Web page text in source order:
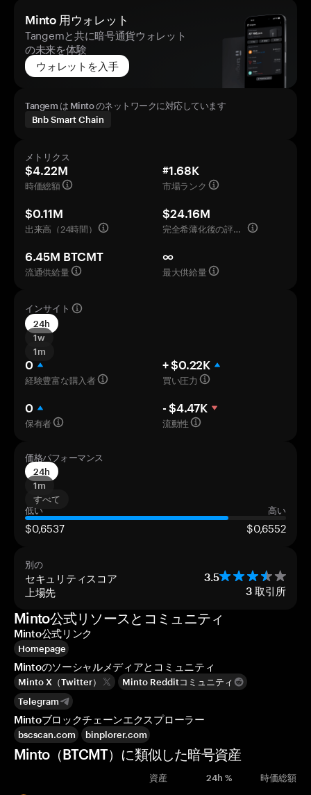
Minto 用ウォレット
Tangemと共に暗号通貨ウォレット
の未来を体験
ウォレットを入手
Tangem は Minto のネットワークに対応しています
Bnb Smart Chain
メトリクス
$4.22M
時価総額
#1.68K
市場ランク
$0.11M
出来高（24時間）
$24.16M
完全希薄化後の評価額
6.45M BTCMT
流通供給量
∞
最大供給量
インサイト
24h
1w
1m
0
経験豊富な購入者
+ $0.22K
買い圧力
0
保有者
- $4.47K
流動性
価格パフォーマンス
24h
1m
すべて
低い
高い
$0,6537 $0,6552
別の
セキュリティスコア 3.5
上場先 3 取引所
Minto公式リソースとコミュニティ
Minto公式リンク
Homepage
Mintoのソーシャルメディアとコミュニティ
Minto X（Twitter）
Minto Redditコミュニティ
Telegram
Mintoブロックチェーンエクスプローラー
bscscan.com binplorer.com
Minto（BTCMT）に類似した暗号資産
資産 24h % 時価総額